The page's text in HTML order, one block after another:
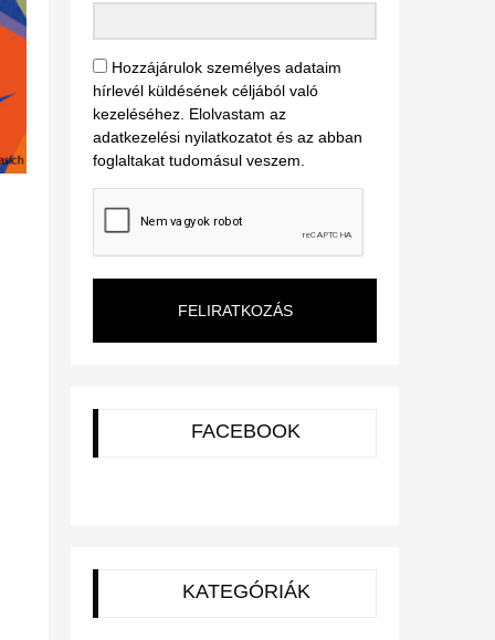
Hozzájárulok személyes adataim
hírlevél küldésének céljából való
kezeléséhez. Elolvastam az
adatkezelési nyilatkozatot és az abban
foglaltakat tudomásul veszem.
FELIRATKOZÁS
FACEBOOK
KATEGÓRIÁK